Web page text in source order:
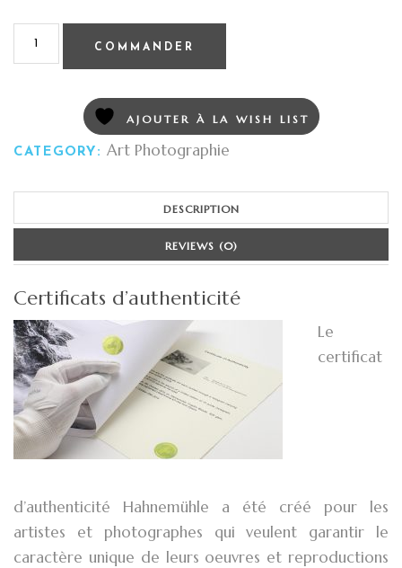
COMMANDER
AJOUTER À LA WISH LIST
CATEGORY: Art Photographie
DESCRIPTION
REVIEWS (0)
Certificats d’authenticité
Le
certificat
d’authenticité Hahnemühle a été créé pour les
artistes et photographes qui veulent garantir le
caractère unique de leurs oeuvres et reproductions